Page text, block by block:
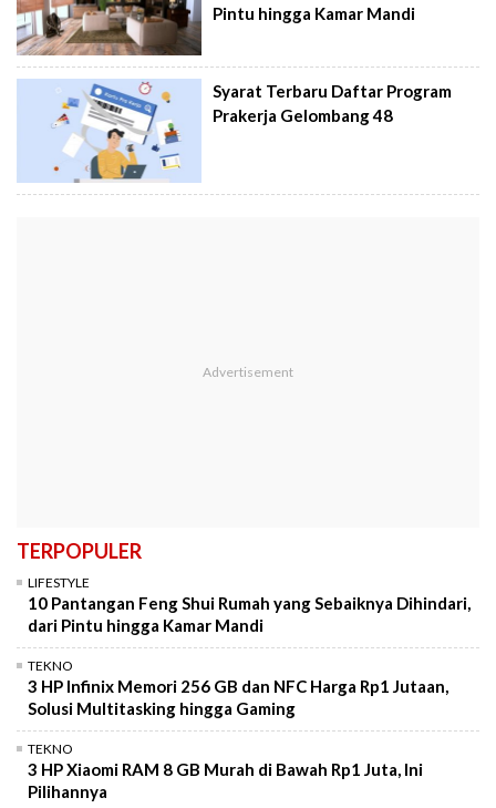
Pintu hingga Kamar Mandi
Syarat Terbaru Daftar Program
Prakerja Gelombang 48
TERPOPULER
LIFESTYLE
10 Pantangan Feng Shui Rumah yang Sebaiknya Dihindari,
dari Pintu hingga Kamar Mandi
TEKNO
3 HP Infinix Memori 256 GB dan NFC Harga Rp1 Jutaan,
Solusi Multitasking hingga Gaming
TEKNO
3 HP Xiaomi RAM 8 GB Murah di Bawah Rp1 Juta, Ini
Pilihannya